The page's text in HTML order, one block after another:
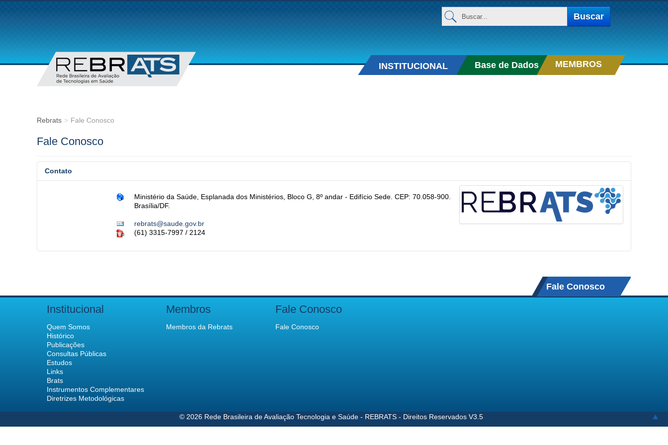
Buscar...
Buscar
INSTITUCIONAL Base de Dados MEMBROS
Rebrats > Fale Conosco
Fale Conosco
Contato
Ministério da Saúde, Esplanada dos Ministérios, Bloco G, 8º andar - Edifício Sede. CEP: 70.058-900.
Brasília/DF.
rebrats@saude.gov.br
(61) 3315-7997 / 2124
Fale Conosco
Institucional
Quem Somos
Histórico
Publicações
Consultas Públicas
Estudos
Links
Brats
Instrumentos Complementares
Diretrizes Metodológicas
Membros
Membros da Rebrats
Fale Conosco
Fale Conosco
© 2026 Rede Brasileira de Avaliação Tecnologia e Saúde - REBRATS - Direitos Reservados V3.5